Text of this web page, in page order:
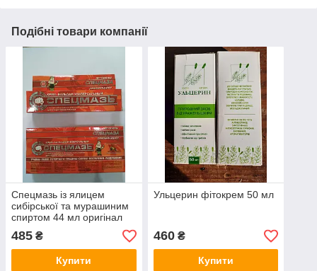
Подібні товари компанії
Спецмазь із ялицем
сибірської та мурашиним
спиртом 44 мл оригінал
485 ₴
Купити
Ульцерин фітокрем 50 мл
460₴
Купити